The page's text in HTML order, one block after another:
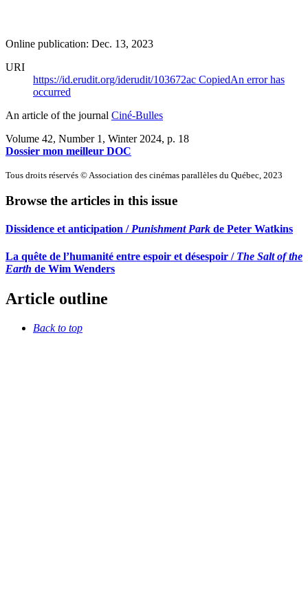
Online publication: Dec. 13, 2023
URI
https://id.erudit.org/iderudit/103672ac CopiedAn error has
occurred
An article of the journal Ciné-Bulles
Volume 42, Number 1, Winter 2024, p. 18
Dossier mon meilleur DOC
Tous droits réservés © Association des cinémas parallèles du Québec, 2023
Browse the articles in this issue
Dissidence et anticipation /Punishment Park de Peter Watkins
La quête de l’humanité entre espoir et désespoir / The Salt of the
Earth de Wim Wenders
Article outline
Back to top